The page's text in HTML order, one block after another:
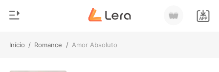
Início / Romance / Amor Absoluto